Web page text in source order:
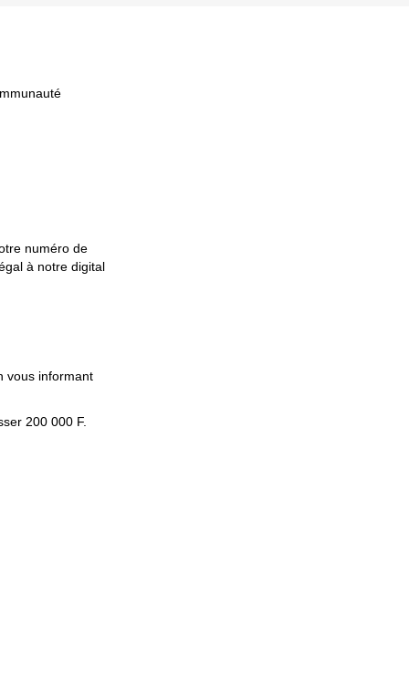
numéro de
à notre digital
vous informant
200 000 F.